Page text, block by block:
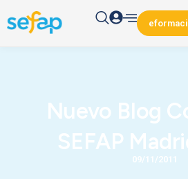
Nuevo Blog
SEFAP
09/11/2011